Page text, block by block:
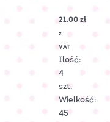
Nr
Art.:
21.00 zł
z
VAT
Ilość:
4
szt.
Wielkość:
45